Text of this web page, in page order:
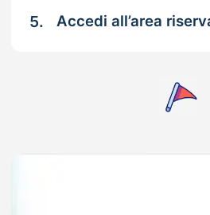
5. Accedi all’area